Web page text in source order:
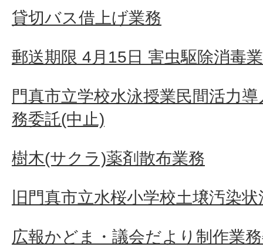
貸切バス借上げ業務
郵送期限 4月15日 害虫駆除消毒
門真市立学校水泳授業民間活力
務委託(中止)
樹木(サクラ)薬剤散布業務
旧門真市立水桜小学校土壌汚染
広報かどま・議会だより制作業